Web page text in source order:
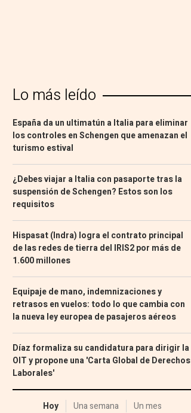
Lo más leído
España da un ultimatún a Italia para eliminar
los controles en Schengen que amenazan el
turismo estival
¿Debes viajar a Italia con pasaporte tras la
suspensión de Schengen? Estos son los
requisitos
Hispasat (Indra) logra el contrato principal
de las redes de tierra del IRIS2 por más de
1.600 millones
Equipaje de mano, indemnizaciones y
retrasos en vuelos: todo lo que cambia con
la nueva ley europea de pasajeros aéreos
Díaz formaliza su candidatura para dirigir la
OIT y propone una 'Carta Global de Derechos
Laborales'
Hoy Una semana Un mes